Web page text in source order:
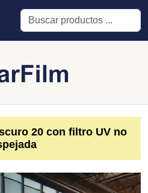
Buscar
20 con filtro UV no